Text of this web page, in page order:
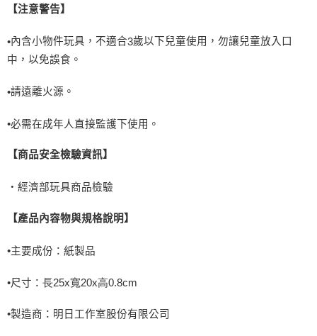
【注意警告】
•內含小物件玩具，不適合3歲以下兒童使用，勿讓兒童放入口
中，以免誤食。
•請遠離火源。
•必需在成年人直接監護下使用。
【商品安全檢驗資訊】
‧經濟部玩具商品檢驗
【產品內容物與規格說明】
•主要成份： 紙製品
•尺寸： 長25x寬20x高0.8cm
•製造商：明日工作室股份有限公司